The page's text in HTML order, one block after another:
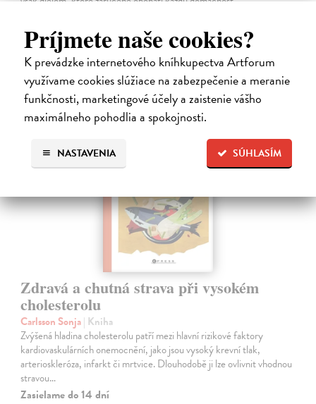
Príjmete naše cookies?
K prevádzke internetového kníhkupectva Artforum
využívame cookies slúžiace na zabezpečenie a meranie
funkčnosti, marketingové účely a zaistenie vášho
maximálneho pohodlia a spokojnosti.
SÚHLASÍM
NASTAVENIA
23,66 €
24,90 € ?
Zdravá a chutná strava při vysokém
cholesterolu
Carlsson Sonja| Kniha
Zvýšená hladina cholesterolu patří mezi hlavní rizikové faktory
kardiovaskulárních onemocnění, jako jsou vysoký krevní tlak,
arterioskleróza, infarkt či mrtvice. Dlouhodobě ji lze ovlivnit vhodnou
stravou…
Zasielame do 14 dní